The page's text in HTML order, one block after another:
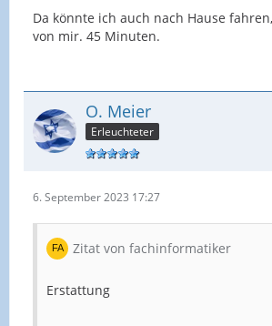
Da könnte ich auch nach Hause
von mir. 45 Minuten.
O. Meier
Erleuchteter
6. September 2023 17:27
Zitat von fachinformatiker
Erstattung